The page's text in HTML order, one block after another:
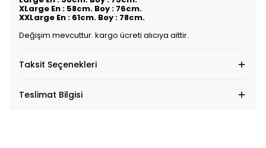
XLarge En : 58cm. Boy : 76cm.
XXLarge En : 61cm. Boy : 78cm.
Değişim mevcuttur. kargo ücreti alıcıya aittir.
Taksit Seçenekleri
Teslimat Bilgisi